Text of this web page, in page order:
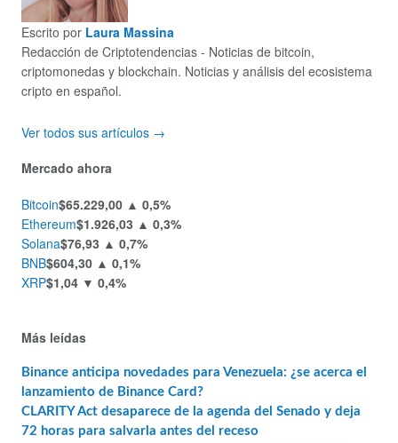
Escrito por Laura Massina
Redacción de Criptotendencias - Noticias de bitcoin,
criptomonedas y blockchain. Noticias y análisis del ecosistema
cripto en español.
Ver todos sus artículos →
Mercado ahora
Bitcoin$65.229,00 ▲ 0,5%
Ethereum$1.926,03 ▲ 0,3%
Solana$76,93 ▲ 0,7%
BNB$604,30 ▲ 0,1%
XRP$1,04 ▼ 0,4%
Más leídas
Binance anticipa novedades para Venezuela: ¿se acerca el
lanzamiento de Binance Card?
CLARITY Act desaparece de la agenda del Senado y deja
72 horas para salvarla antes del receso